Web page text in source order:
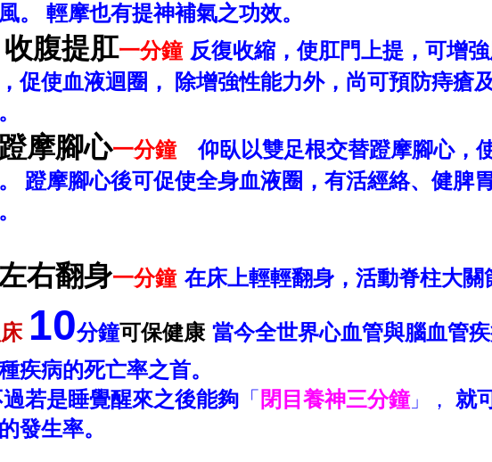
。
輕摩也有提神補氣之功效。
收腹提肛一分鐘 反復收縮，使肛門上提，可增
促使血液迴圈，
除增強性能力外，尚可預防痔瘡
蹬摩腳心一分鐘
仰臥以雙足根交替蹬摩腳心，
蹬摩腳心後可促使全身血液圈，有活經絡、健脾
右翻身一分鐘 在床上輕輕翻身，活動脊柱大關
10分鐘可保健康 當今全世界心血管與腦血管
疾病的死亡率之首。
若是睡覺醒來之後能夠 「 閉目養神三分鐘」 ，
就
發生率。